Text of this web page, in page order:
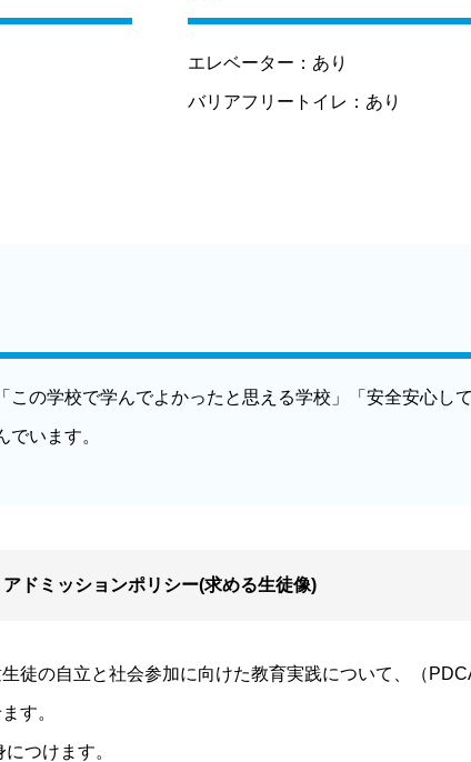
エレベーター： あり
バリアフリートイレ： あり
学校で学んでよかったと思える学校」「安全安心し
います。
アドミッションポリシー(求める生徒像)
徒の自立と社会参加に向けた教育実践について、（
す。
つけます。